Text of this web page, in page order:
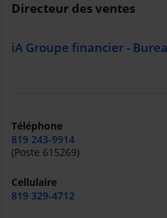
Directeur des ventes
iA Groupe financier -
Téléphone
819 243-9914
(Poste 615269)
Cellulaire
819 329-4712